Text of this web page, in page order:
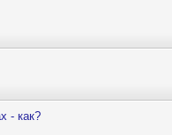
- как?